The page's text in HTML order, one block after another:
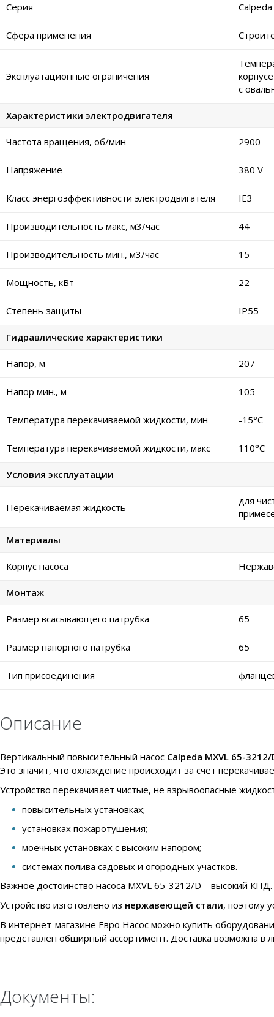
Серия
Сфера применения
Эксплуатационные ограничения
с
Характеристики электродвигателя
Частота вращения, об/мин 2900
Напряжение 380 V
Класс энергоэффективности электродвигателя IE3
Производительность макс, м3/час 44
Производительность мин., м3/час 15
Мощность, кВт 22
Степень защиты IP55
Гидравлические характеристики
Напор, м 207
Напор мин., м 105
Температура перекачиваемой жидкости, мин -15°C
Температура перекачиваемой жидкости, макс 110°C
Условия эксплуатации
Перекачиваемая жидкость
для
Материалы
Корпус насоса
Монтаж
Размер всасывающего патрубка 65
Размер напорного патрубка 65
Тип присоединения
Описание
Вертикальный повысительный насос Calpeda MXVL 65-3212/
Это значит, что охлаждение происходит за счет
Устройство перекачивает чистые, не взрывоопасные
повысительных установках;
установках пожаротушения;
моечных установках с высоким напором;
системах полива садовых и огородных участков.
Важное достоинство насоса MXVL 65-3212/D – высокий
Устройство изготовлено из нержавеющей стали, поэтому
В интернет-магазине Евро Насос можно купить
представлен обширный ассортимент. Доставка возможна в
Документы: